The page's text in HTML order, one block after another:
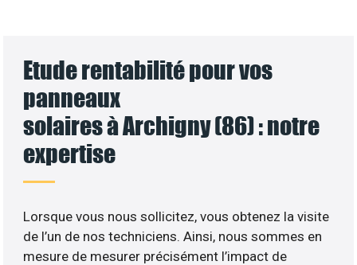
Etude rentabilité pour vos
panneaux
solaires à Archigny (86) : notre
expertise
Lorsque vous nous sollicitez, vous obtenez la visite
de l’un de nos techniciens. Ainsi, nous sommes en
mesure de mesurer précisément l’impact de